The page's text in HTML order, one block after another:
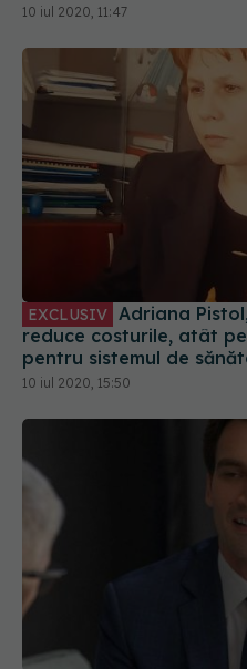
10 iul 2020, 11:47
EXCLUSIV
reduce costurile, atât
pentru sistemul de
10 iul 2020, 15:50